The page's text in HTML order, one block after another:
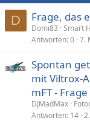
D Frage, das
Domi83 Smart
Antworten 0 7.
Spontan
mit Viltrox-
mFT -
DJMadMax
Antworten 14